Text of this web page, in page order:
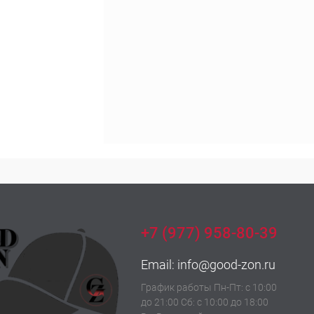
+7 (977) 958-80-39
Email: info@good-zon.ru
График работы Пн-Пт: с 10:00
до 21:00 Сб: с 10:00 до 18:00